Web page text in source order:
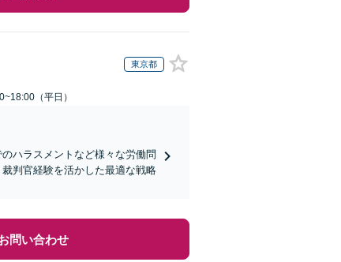
東京都
（平日）
ハラスメントなど様々な労働問
判官経験を活かした最適な戦略
問い合わせ